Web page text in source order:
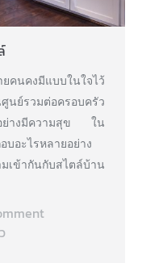
คนคงมีแบบในใจไว้
นย์รวมต่อครอบครัว
อย่างมีความสุข ใน
บอะไรหลายอย่าง
เข้ากันกับสไตล์บ้าน